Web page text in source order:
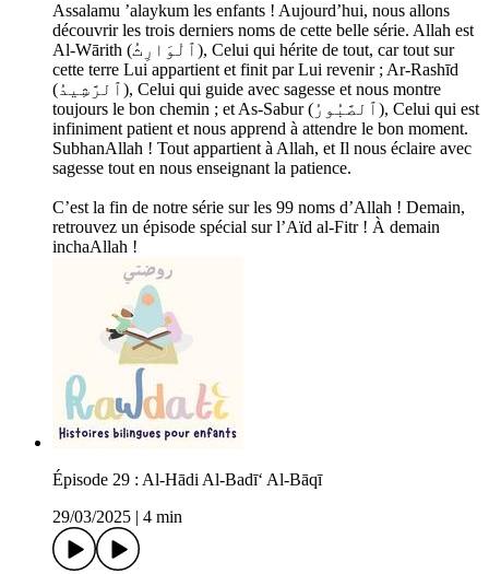
Assalamu ’alaykum les enfants ! Aujourd’hui, nous allons
découvrir les trois derniers noms de cette belle série. Allah est
Al-Wārith (ٱلْوَارِثُ), Celui qui hérite de tout, car tout sur
cette terre Lui appartient et finit par Lui revenir ; Ar-Rashīd
(ٱلرَّشِيدُ), Celui qui guide avec sagesse et nous montre
toujours le bon chemin ; et As-Sabur (ٱلصَّبُورُ), Celui qui est
infiniment patient et nous apprend à attendre le bon moment.
SubhanAllah ! Tout appartient à Allah, et Il nous éclaire avec
sagesse tout en nous enseignant la patience.
C’est la fin de notre série sur les 99 noms d’Allah ! Demain,
retrouvez un épisode spécial sur l’Aïd al-Fitr ! À demain
inchaAllah !
Épisode 29 : Al-Hādi Al-Badī‘ Al-Bāqī
29/03/2025
4 min